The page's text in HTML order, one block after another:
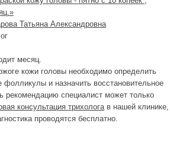
Татьяна Александровна
месяц.
кожи головы необходимо определить
и назначить восстановительное
рекомендацию специалист может только
консультация трихологав нашей клинике,
проводятся бесплатно.